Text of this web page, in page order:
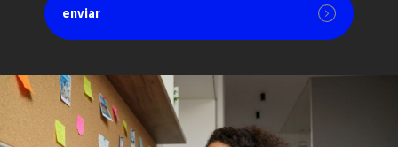
enviar